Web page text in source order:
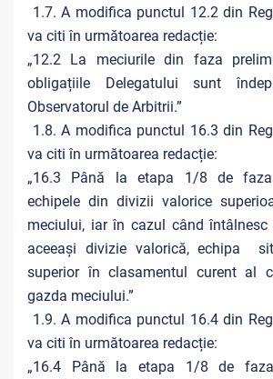
1.7. A modifica punctul 12.2 din
va citi în următoarea redacție:
„12.2 La meciurile din faza
obligațiile Delegatului sunt
Observatorul de Arbitrii.”
1.8. A modifica punctul 16.3 din
va citi în următoarea redacție:
„16.3 Până la etapa 1/8 de
echipele din divizii valorice
meciului, iar în cazul când întâlnesc
aceeași divizie valorică, echipa
superior în clasamentul curent al
gazda meciului.”
1.9. A modifica punctul 16.4 din
va citi în următoarea redacție:
„16.4 Până la etapa 1/8 de